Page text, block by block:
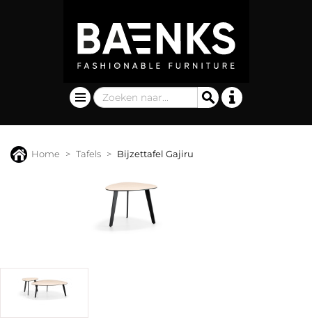
Home Tafels Bijzettafel Gajiru